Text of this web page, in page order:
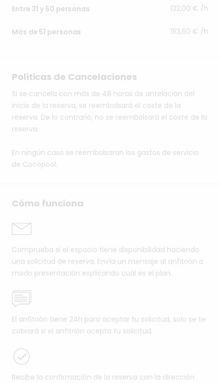
Entre 31 y 50 personas 132,00 € /h
Más de 51 personas 153,60 € /h
Políticas de Cancelaciones
Si se cancela con más de 48 horas de antelación del
inicio de la reserva, se reembolsará el coste de la
reserva. De lo contrario, no se reembolsará el coste de la
reserva.
En ningún caso se reembolsaran los gastos de servicio
de Cocopool.
Cómo funciona
Comprueba si el espacio tiene disponibilidad haciendo
una solicitud de reserva. Envía un mensaje al anfitrión a
modo presentación explicando cuál es el plan.
El anfitrión tiene 24h para aceptar tu solicitud, solo se te
cobrará si el anfitrión acepta tu solicitud.
Recibe la confirmación de la reserva con la dirección